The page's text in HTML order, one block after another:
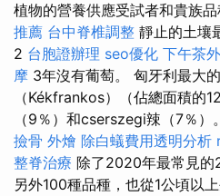
植物的營養供應受試者和貴族品
推薦 台中脊椎調整 靜止的土壤
2 台胞證辦理 seo優化 下午茶
摩 3年沒有葡萄。 匈牙利最大
（Kékfrankos）（佔總面積的
（9％）和cserszegi辣（7％）
撿骨 外燴 除白蟻費用透明分析
整脊治療 除了2020年最常見的
另外100種品種，也從1公頃以